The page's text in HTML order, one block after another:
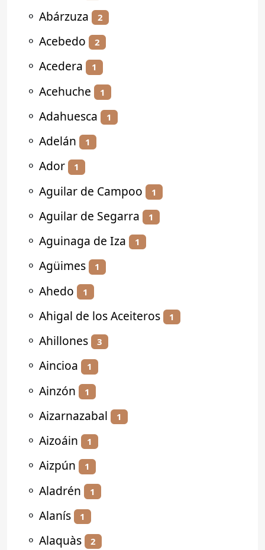
⚬ Abárzuza 2
⚬ Acebedo 2
⚬ Acedera 1
⚬ Acehuche 1
⚬ Adahuesca 1
⚬ Adelán 1
⚬ Ador 1
⚬ Aguilar de Campoo 1
⚬ Aguilar de Segarra 1
⚬ Aguinaga de Iza 1
⚬ Agüimes 1
⚬ Ahedo 1
⚬ Ahigal de los Aceiteros 1
⚬ Ahillones 3
⚬ Aincioa 1
⚬ Ainzón 1
⚬ Aizarnazabal 1
⚬ Aizoáin 1
⚬ Aizpún 1
⚬ Aladrén 1
⚬ Alanís 1
⚬ Alaquàs 2